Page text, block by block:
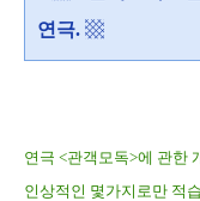
연극. ▩
연극 <관객모독>에 관한
인상적인 몇가지로만 적